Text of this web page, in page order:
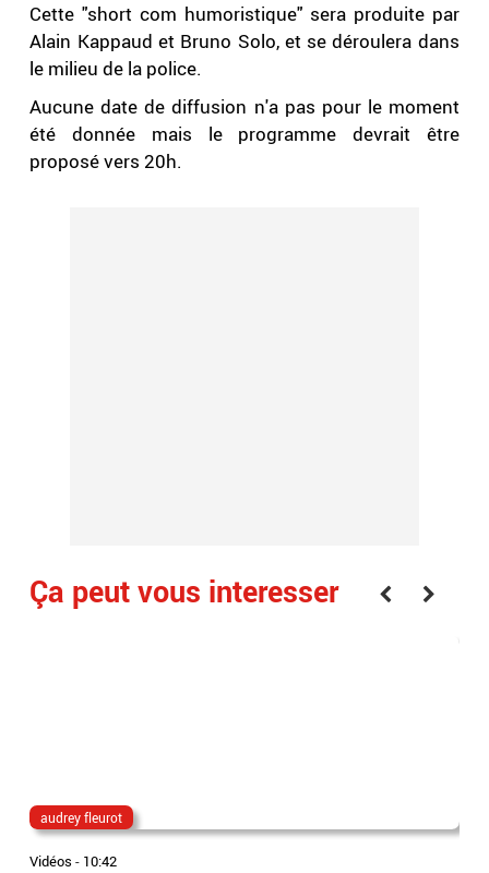
Cette "short com humoristique" sera produite par
Alain Kappaud et Bruno Solo, et se déroulera dans
le milieu de la police.
Aucune date de diffusion n'a pas pour le moment
été donnée mais le programme devrait être
proposé vers 20h.
Ça peut vous interesser
audrey fleurot
Vidéos - 10:42